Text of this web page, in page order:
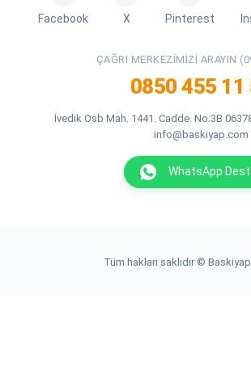
Facebook X Pinterest
ÇAĞRI MERKEZIMIZI ARAYIN
0850 455 11
İvedik Osb Mah. 1441. Cadde. No:3B
info@baskiyap.com
WhatsApp
Tüm hakları saklıdır ©